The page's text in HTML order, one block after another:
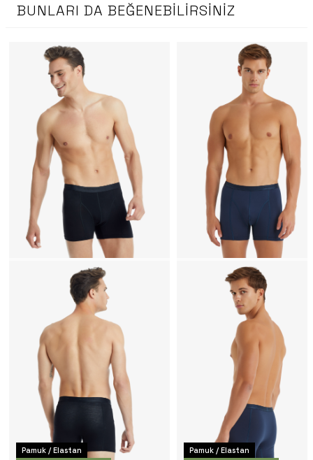
BUNLARI DA BEĞENEBILIRSINIZ
Pamuk / Elastan
Pamuk / Elastan